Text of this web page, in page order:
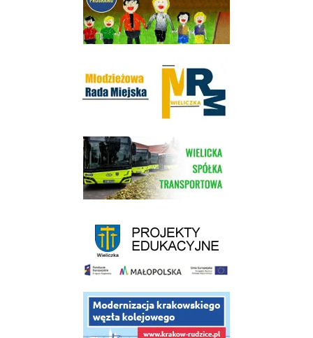
link do strony Wielickiej Spółki Transportowej
link do opisu projektu budowy linii kolejowej Krakow Rudzice